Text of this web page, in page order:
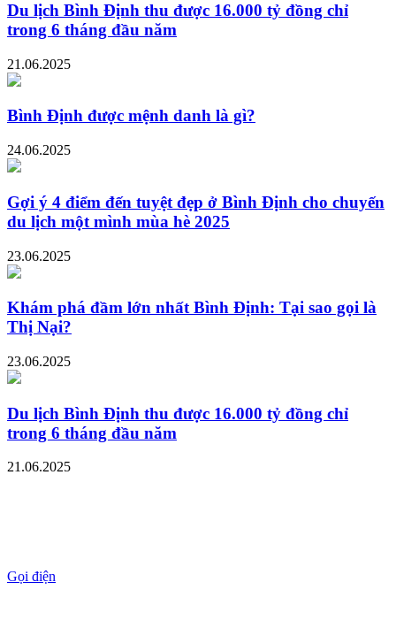
Du lịch Bình Định thu được 16.000 tỷ đồng chỉ
trong 6 tháng đầu năm
21.06.2025
Bình Định được mệnh danh là gì?
24.06.2025
Gợi ý 4 điểm đến tuyệt đẹp ở Bình Định cho chuyến
du lịch một mình mùa hè 2025
23.06.2025
Khám phá đầm lớn nhất Bình Định: Tại sao gọi là
Thị Nại?
23.06.2025
Du lịch Bình Định thu được 16.000 tỷ đồng chỉ
trong 6 tháng đầu năm
21.06.2025
Gọi điện